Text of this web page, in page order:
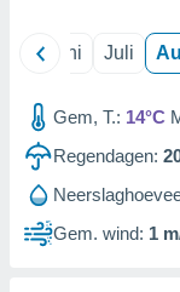
Juni Juli
Gem, T.: 14°C
Regendagen:
Gem. wind: 1